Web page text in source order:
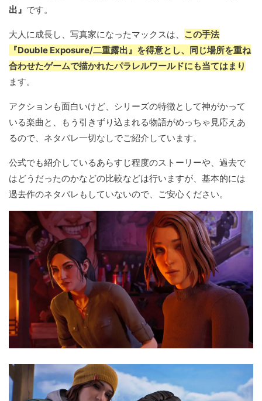
出』 です。
大人に成長し、写真家になったマックスは、 この手法
『Double Exposure/二重露出』を得意とし、同じ場所を重ね
合わせたゲームで描かれたパラレルワールドにも当てはまり
ます。
アクションも面白いけど、シリーズの特徴として神がかって
いる楽曲と、もう引きずり込まれる物語がめっちゃ見応えあ
るので、ネタバレ一切なしでご紹介しています。
公式でも紹介しているあらすじ程度のストーリーや、過去で
はどうだったのかなどの比較などは行いますが、基本的には
過去作のネタバレもしていないので、ご安心ください。